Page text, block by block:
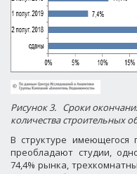
Рисунок 3. Cроки
количества строительных
В структуре имеющегося
преобладают студии,
74,4% рынка,